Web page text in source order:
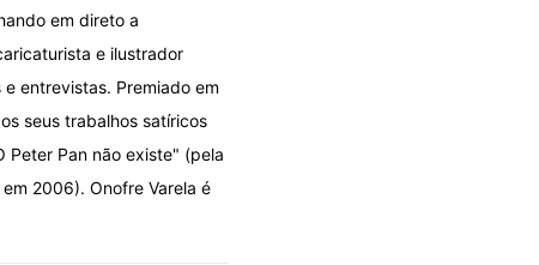
em direto a
e ilustrador
entrevistas. Premiado em
seus trabalhos satíricos
Peter Pan não existe" (pela
2006). Onofre Varela é